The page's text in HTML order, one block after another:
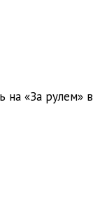
на «За рулем» в